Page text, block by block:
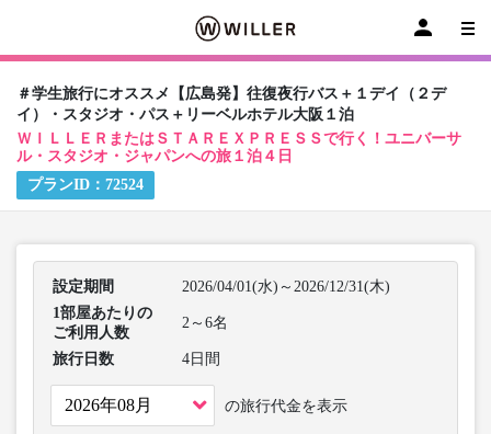
＃学生旅行にオススメ【広島発】往復夜行バス＋１デイ（２デ
イ）・スタジオ・パス＋リーベルホテル大阪１泊
ＷＩＬＬＥＲまたはＳＴＡＲＥＸＰＲＥＳＳで行く！ユニバーサ
ル・スタジオ・ジャパンへの旅１泊４日
プランID： 72524
設定期間
2026/04/01(水)～2026/12/31(木)
1部屋あたりの
ご利用人数
2～6名
旅行日数 4日間
の旅行代金を表示